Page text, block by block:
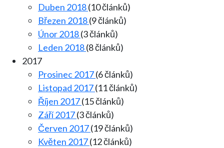
Duben 2018(10 článků)
Březen 2018(9 článků)
Únor 2018(3 článků)
Leden 2018(8 článků)
2017
Prosinec 2017(6 článků)
Listopad 2017(11 článků)
Říjen 2017(15 článků)
Září 2017(3 článků)
Červen 2017(19 článků)
Květen 2017(12 článků)